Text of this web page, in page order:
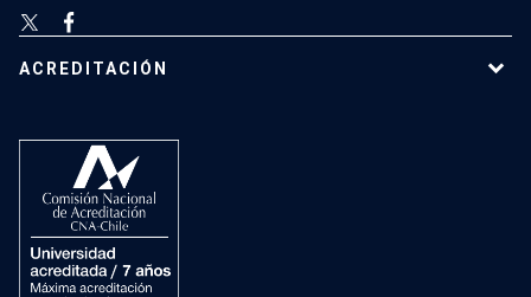
ACREDITACIÓN